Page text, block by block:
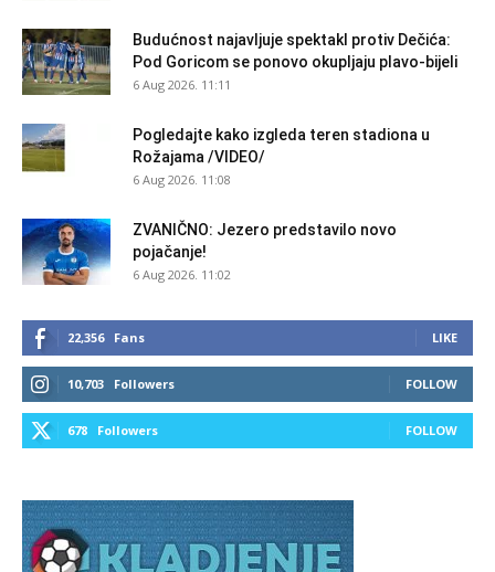
Budućnost najavljuje spektakl protiv Dečića:
Pod Goricom se ponovo okupljaju plavo-bijeli
6 Aug 2026. 11:11
Pogledajte kako izgleda teren stadiona u
Rožajama /VIDEO/
6 Aug 2026. 11:08
ZVANIČNO: Jezero predstavilo novo
pojačanje!
6 Aug 2026. 11:02
22,356 Fans LIKE
10,703 Followers FOLLOW
678 Followers FOLLOW